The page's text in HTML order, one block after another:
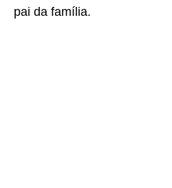
pai da família.